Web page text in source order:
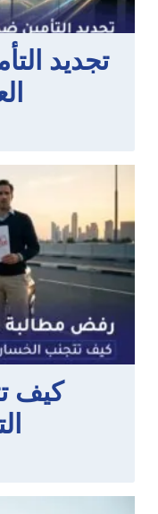
تجديد
كيف